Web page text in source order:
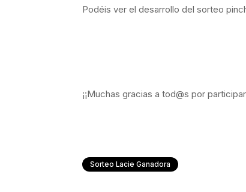
Podéis ver el desarrollo del sorteo
¡¡Muchas gracias a tod@s por
Sorteo Lacie Ganadora